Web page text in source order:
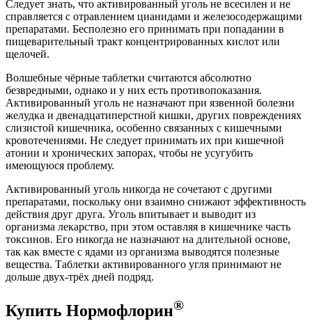
Следует знать, что активированный уголь не всесилен и не
справляется с отравлением цианидами и железосодержащими
препаратами. Бесполезно его принимать при попадании в
пищеварительный тракт концентрированных кислот или
щелочей.
Волшебные чёрные таблетки считаются абсолютно
безвредными, однако и у них есть противопоказания.
Активированный уголь не назначают при язвенной болезни
желудка и двенадцатиперстной кишки, других повреждениях
слизистой кишечника, особенно связанных с кишечными
кровотечениями. Не следует принимать их при кишечной
атонии и хронических запорах, чтобы не усугубить
имеющуюся проблему.
Активированный уголь никогда не сочетают с другими
препаратами, поскольку они взаимно снижают эффективность
действия друг друга. Уголь впитывает и выводит из
организма лекарство, при этом оставляя в кишечнике часть
токсинов. Его никогда не назначают на длительной основе,
так как вместе с ядами из организма выводятся полезные
вещества. Таблетки активированного угля принимают не
дольше двух-трёх дней подряд.
Купить Нормофлорин®